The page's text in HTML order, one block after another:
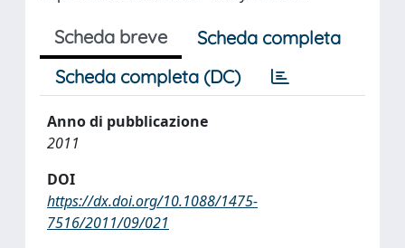
Scheda breve
Scheda completa
Scheda completa (DC)
Anno di pubblicazione
2011
DOI
https://dx.doi.org/10.1088/1475-
7516/2011/09/021